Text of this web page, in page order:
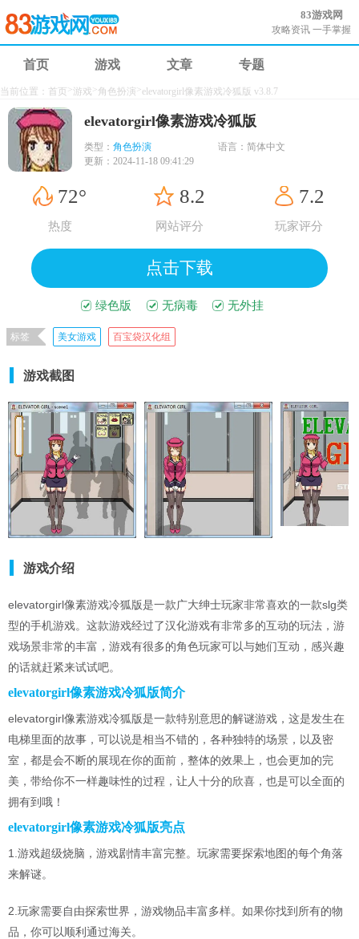
83游戏网
攻略资讯 一手掌握
首页 游戏 文章 专题
当前位置： 首页 >游戏 >角色扮演 >elevatorgirl像素游戏冷狐版 v3.8.7
elevatorgirl像素游戏冷狐版
类型： 角色扮演 语言： 简体中文
更新： 2024-11-18 09:41:29
72°
热度
8.2
网站评分
7.2
玩家评分
点击下载
绿色版 无病毒 无外挂
标签 美女游戏 百宝袋汉化组
游戏截图
游戏介绍
elevatorgirl像素游戏冷狐版是一款广大绅士玩家非常喜欢的一款slg类
型的手机游戏。这款游戏经过了汉化游戏有非常多的互动的玩法，游
戏场景非常的丰富，游戏有很多的角色玩家可以与她们互动，感兴趣
的话就赶紧来试试吧。
elevatorgirl像素游戏冷狐版简介
elevatorgirl像素游戏冷狐版是一款特别意思的解谜游戏，这是发生在
电梯里面的故事，可以说是相当不错的，各种独特的场景，以及密
室，都是会不断的展现在你的面前，整体的效果上，也会更加的完
美，带给你不一样趣味性的过程，让人十分的欣喜，也是可以全面的
拥有到哦！
elevatorgirl像素游戏冷狐版亮点
1.游戏超级烧脑，游戏剧情丰富完整。玩家需要探索地图的每个角落
来解谜。
2.玩家需要自由探索世界，游戏物品丰富多样。如果你找到所有的物
品，你可以顺利通过海关。